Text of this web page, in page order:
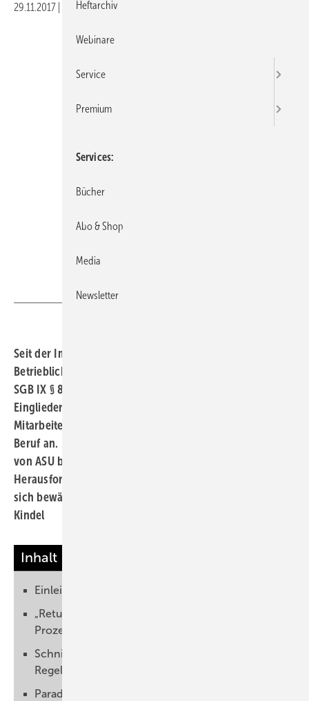
29.11.2017 Veröffentlicht in
Seit der Implementierung der Verpflichtung zum
Betrieblichen Eingliederungsmanagement (BEM) im
SGB IX § 84 (2), der „Bibel“ des
Eingliederungsmanagements, bieten viele Betriebe ihren
Mitarbeitern Unterstützung bei der Rückkehr in den
Beruf an. Der Schwerpunkt der vorliegenden Ausgabe
von ASU beschäftigt sich mit den Fragen: Vor welchen
Herausforderungen stehen die Betriebe heute? Was hat
sich bewährt, wo gibt es Unterstützungsbedarf?
Kindel
Inhalt
Einleitung
„Return to Work“ als multidimensionaler
Prozess
Schnittstellen überwinden: neue gesetzliche
Regelungen
Paradigmenwechsel in der
Heftarchiv
Webinare
Service
Premium
Services
Bücher
Abo & Shop
Media
Newsletter